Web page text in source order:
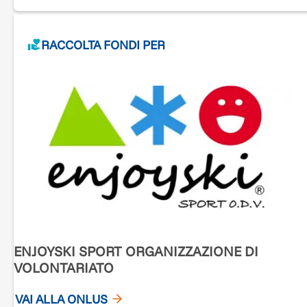
insieme. Arrivare a Santiago sarà un traguardo importante, ma il
Grazie davvero a chi sceglierà di credere in questo sogno.
RACCOLTA FONDI PER
ENJOYSKI SPORT ORGANIZZAZIONE DI
VOLONTARIATO
VAI ALLA ONLUS